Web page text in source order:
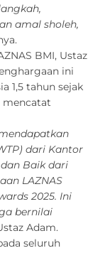
amal sholeh,
BMI, Ustaz
ini
1,5 tahun sejak
mencatat
dari Kantor
Baik dari
LAZNAS
2025. Ini
bernilai
Adam.
seluruh